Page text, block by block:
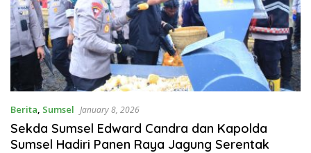
Berita, Sumsel January 8, 2026
Sekda Sumsel Edward Candra dan Kapolda
Sumsel Hadiri Panen Raya Jagung Serentak